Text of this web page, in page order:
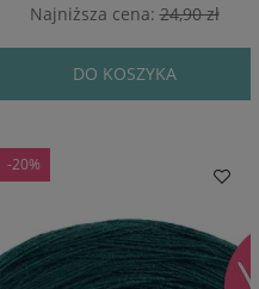
Najniższa cena:24,90 zł
DO KOSZYKA
-20%